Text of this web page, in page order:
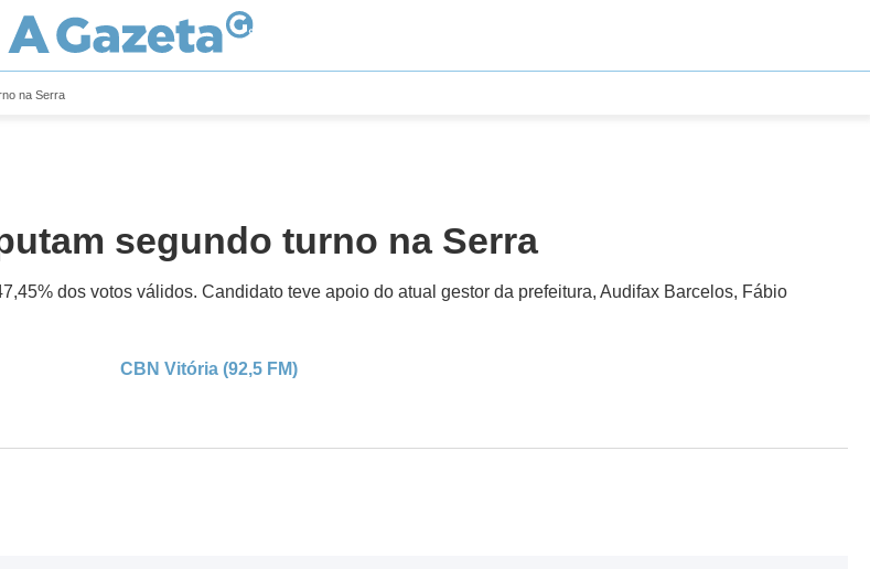
na Serra
segundo turno na Serra
dos votos válidos. Candidato teve apoio do atual gestor da prefeitura, Audifax Barcelos, Fábio
CBN Vitória (92,5 FM)